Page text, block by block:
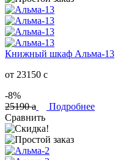
Книжный шкаф Альма-13
от 23150 c
-8%
25190a
Подробнее
Сравнить